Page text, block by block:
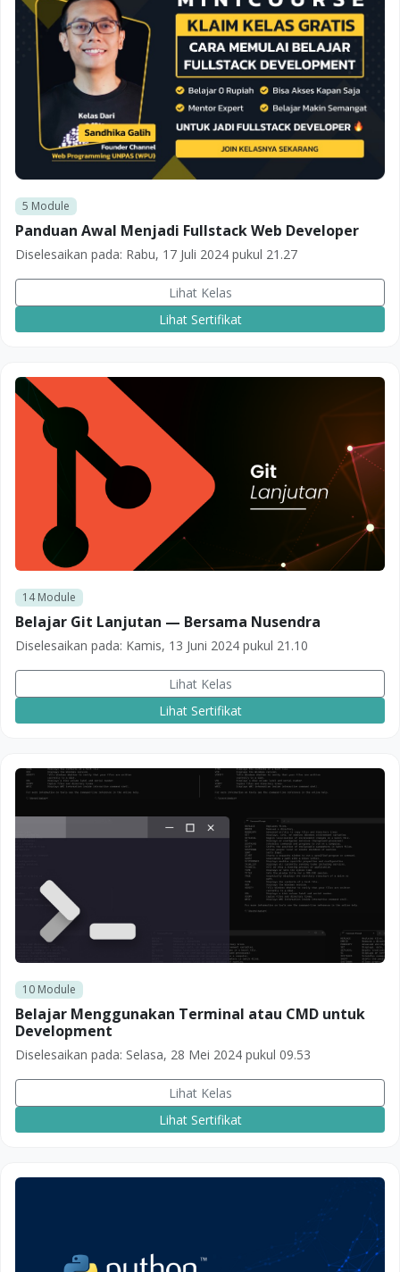
5 Module
Panduan Awal Menjadi Fullstack Web Developer
Diselesaikan pada: Rabu, 17 Juli 2024 pukul 21.27
Lihat Kelas
Lihat Sertifikat
14Module
Belajar Git Lanjutan — Bersama Nusendra
Diselesaikan pada: Kamis, 13 Juni 2024 pukul 21.10
Lihat Kelas
Lihat Sertifikat
10Module
Belajar Menggunakan Terminal atau CMD untuk
Development
Diselesaikan pada: Selasa, 28 Mei 2024 pukul 09.53
Lihat Kelas
Lihat Sertifikat